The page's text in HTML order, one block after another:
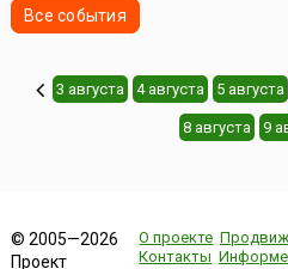
Все события
3 августа 4 августа 5 августа
8 августа 9
© 2005—2026
Проект
О проекте
Контакты